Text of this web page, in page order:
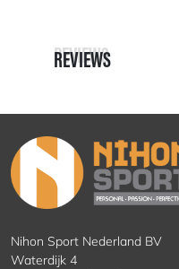
REVIEWS
REVIEWS
Nihon Sport Nederland BV
Waterdijk 4